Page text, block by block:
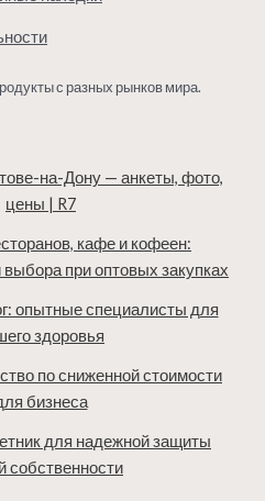
с разных рынков мира.
на-Дону — анкеты, фото,
цены | R7
кафе и кофеен:
при оптовых закупках
опытные специалисты для
здоровья
по сниженной стоимости
бизнеса
для надежной защиты
собственности